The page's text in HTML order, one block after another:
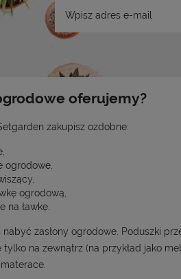
oferujemy?
zakupisz ozdobne:
ogrodowe,
ogrodową,
na ławkę.
nabyć zasłony ogrodowe. Poduszki
tylko na zewnątrz (na przykład jako